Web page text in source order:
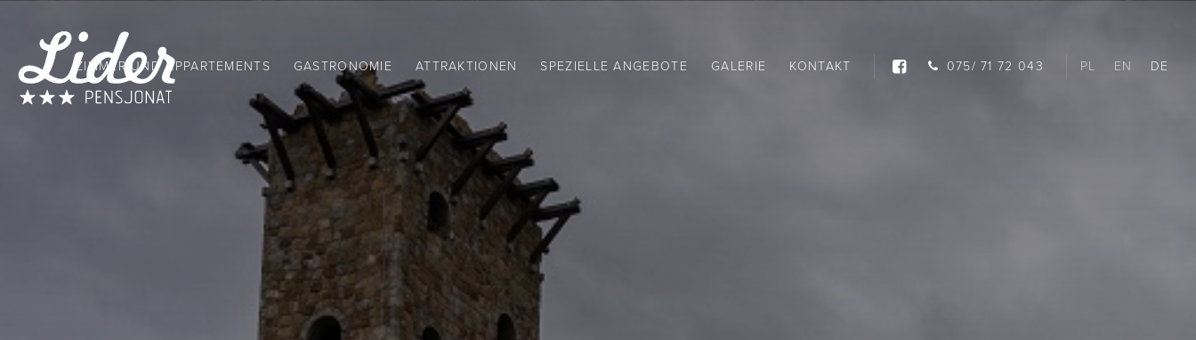
ZIMMER UND APPARTEMENTS GASTRONOMIE ATTRAKTIONEN SPEZIELLE ANGEBOTE GALERIE KONTAKT 075/ 71 72 043 PL EN DE